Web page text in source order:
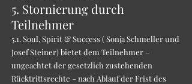
5. Stornierung durch
Teilnehmer
5.1. Soul, Spirit & Success ( Sonja Schmeller und
Josef Steiner) bietet dem Teilnehmer –
ungeachtet der gesetzlich zustehenden
Rücktrittsrechte – nach Ablauf der Frist des